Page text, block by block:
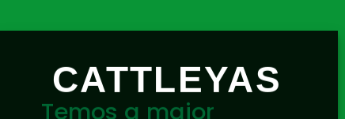
CATTLEYAS
Temos a maior